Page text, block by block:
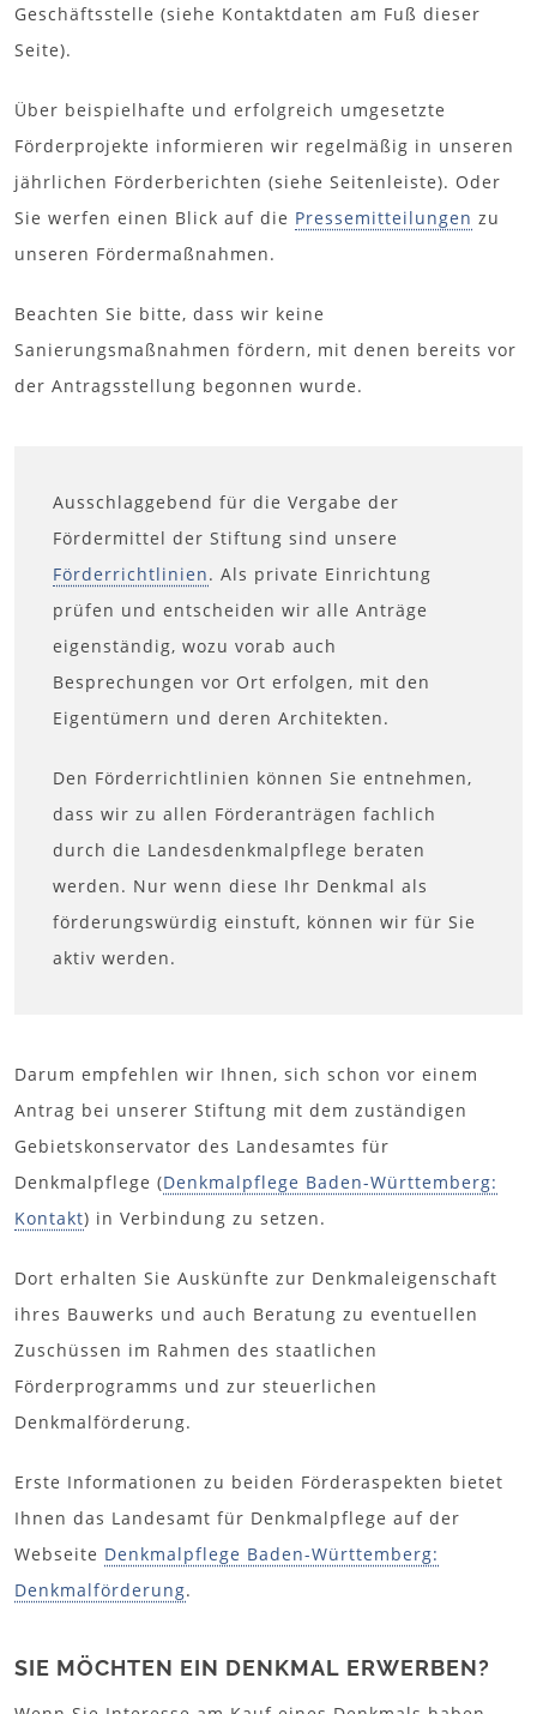
Geschäftsstelle (siehe Kontaktdaten am Fuß dieser
Seite).
Über beispielhafte und erfolgreich umgesetzte
Förderprojekte informieren wir regelmäßig in unseren
jährlichen Förderberichten (siehe Seitenleiste). Oder
Sie werfen einen Blick auf die Pressemitteilungen zu
unseren Fördermaßnahmen.
Beachten Sie bitte, dass wir keine
Sanierungsmaßnahmen fördern, mit denen bereits vor
der Antragsstellung begonnen wurde.
Ausschlaggebend für die Vergabe der
Fördermittel der Stiftung sind unsere
Förderrichtlinien. Als private Einrichtung
prüfen und entscheiden wir alle Anträge
eigenständig, wozu vorab auch
Besprechungen vor Ort erfolgen, mit den
Eigentümern und deren Architekten.
Den Förderrichtlinien können Sie entnehmen,
dass wir zu allen Förderanträgen fachlich
durch die Landesdenkmalpflege beraten
werden. Nur wenn diese Ihr Denkmal als
förderungswürdig einstuft, können wir für Sie
aktiv werden.
Darum empfehlen wir Ihnen, sich schon vor einem
Antrag bei unserer Stiftung mit dem zuständigen
Gebietskonservator des Landesamtes für
Denkmalpflege (Denkmalpflege Baden-Württemberg:
Kontakt) in Verbindung zu setzen.
Dort erhalten Sie Auskünfte zur Denkmaleigenschaft
ihres Bauwerks und auch Beratung zu eventuellen
Zuschüssen im Rahmen des staatlichen
Förderprogramms und zur steuerlichen
Denkmalförderung.
Erste Informationen zu beiden Förderaspekten bietet
Ihnen das Landesamt für Denkmalpflege auf der
Webseite Denkmalpflege Baden-Württemberg:
Denkmalförderung.
SIE MÖCHTEN EIN DENKMAL ERWERBEN?